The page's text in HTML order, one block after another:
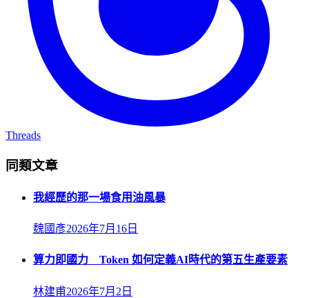
Threads
同類文章
我經歷的那一場食用油風暴
魏國彥2026年7月16日
算力即國力 Token 如何定義AI時代的第五生產要素
林建甫2026年7月2日